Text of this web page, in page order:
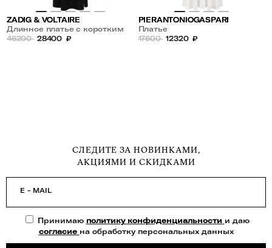
ZADIG & VOLTAIRE
Длинное платье с коротким
рукавом из хлопка
46200 28400 ₽
PIERANTONIOGASPARI
Платье
17600 12320 ₽
СЛЕДИТЕ ЗА НОВИНКАМИ,
АКЦИЯМИ И СКИДКАМИ
E - MAIL
Принимаю политику конфиденциальности и даю
согласие на обработку персональных данных